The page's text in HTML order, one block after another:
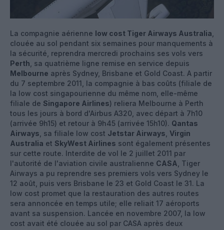
La compagnie aérienne low cost Tiger Airways Australia
clouée au sol pendant six semaines pour manquements à
la sécurité, reprendra mercredi prochains ses vols vers
Perth , sa quatrième ligne remise en service depuis
Melbourne après Sydney, Brisbane et Gold Coast. A partir
du 7 septembre 2011, la compagnie à bas coûts (filiale de
la low cost singapourienne du même nom, elle-même
filiale de Singapore Airlines) reliera Melbourne à Perth
tous les jours à bord d'Airbus A320, avec départ à 7h10
(arrivée 9h15) et retour à 9h45 (arrivée 15h10). Qantas
Airways , sa filiale low cost Jetstar Airways Virgin
Australia et SkyWest Airlines sont également présentes
sur cette route. Interdite de vol le 2 juillet 2011 par
l'autorité de l'aviation civile australienne CASA , Tiger
Airways a pu reprendre ses premiers vols vers Sydney le
12 août, puis vers Brisbane le 23 et Gold Coast le 31. La
low cost promet que la restauration des autres routes
sera annoncée en temps utile; elle reliait 17 aéroports
avant sa suspension. Lancée en novembre 2007, la low
cost avait été clouée au sol par CASA après deux